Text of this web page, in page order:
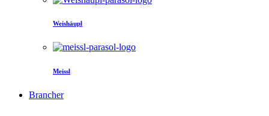
Weishäupl
Meissl
Brancher